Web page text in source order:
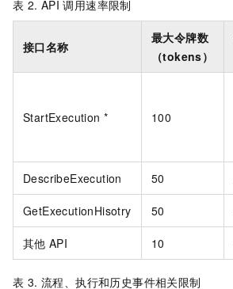
表 2. API 调用速率限制
接口名称
最大令牌数
（tokens）
StartExecution * 100
DescribeExecution 50
GetExecutionHisotry 50
其他 API 10
表 3. 流程、执行和历史事件相关限制